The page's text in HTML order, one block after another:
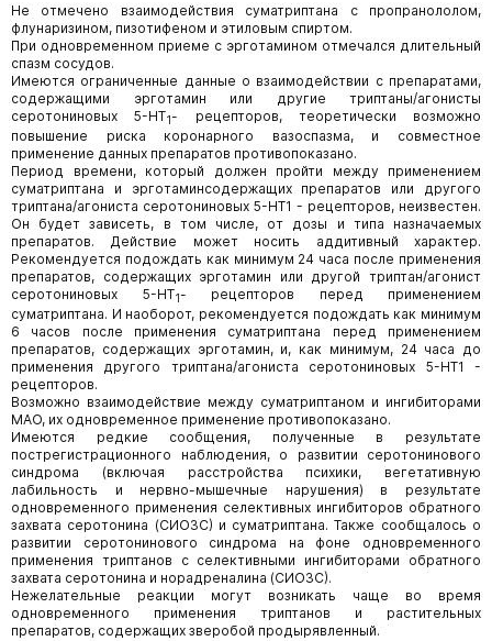
Не отмечено взаимодействия суматриптана с пропранололом,
флунаризином, пизотифеном и этиловым спиртом.
При одновременном приеме с эрготамином отмечался длительный
спазм сосудов.
Имеются ограниченные данные о взаимодействии с препаратами,
содержащими эрготамин или другие триптаны/агонисты
серотониновых 5-НТ1- рецепторов, теоретически возможно
повышение риска коронарного вазоспазма, и совместное
применение данных препаратов противопоказано.
Период времени, который должен пройти между применением
суматриптана и эрготаминсодержащих препаратов или другого
триптана/агониста серотониновых 5-НТ1 - рецепторов, неизвестен.
Он будет зависеть, в том числе, от дозы и типа назначаемых
препаратов. Действие может носить аддитивный характер.
Рекомендуется подождать как минимум 24 часа после применения
препаратов, содержащих эрготамин или другой триптан/агонист
серотониновых 5-НТ1- рецепторов перед применением
суматриптана. И наоборот, рекомендуется подождать как минимум
6 часов после применения суматриптана перед применением
препаратов, содержащих эрготамин, и, как минимум, 24 часа до
применения другого триптана/агониста серотониновых 5-НТ1 -
рецепторов.
Возможно взаимодействие между суматриптаном и ингибиторами
МАО, их одновременное применение противопоказано.
Имеются редкие сообщения, полученные в результате
пострегистрационного наблюдения, о развитии серотонинового
синдрома (включая расстройства психики, вегетативную
лабильность и нервно-мышечные нарушения) в результате
одновременного применения селективных ингибиторов обратного
захвата серотонина (СИОЗС) и суматриптана. Также сообщалось о
развитии серотонинового синдрома на фоне одновременного
применения триптанов с селективными ингибиторами обратного
захвата серотонина и норадреналина (СИОЗС).
Нежелательные реакции могут возникать чаще во время
одновременного применения триптанов и растительных
препаратов, содержащих зверобой продырявленный.